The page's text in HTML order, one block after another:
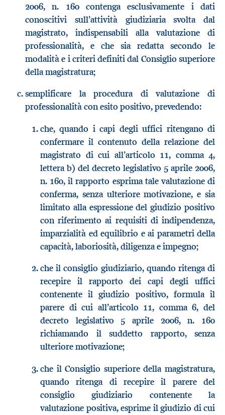
2006, n. 160 contenga esclusivamente i dati
conoscitivi sull’attività giudiziaria svolta dal
magistrato, indispensabili alla valutazione di
professionalità, e che sia redatta secondo le
modalità e i criteri definiti dal Consiglio superiore
della magistratura;
semplificare la procedura di valutazione di
professionalità con esito positivo, prevedendo:
che, quando i capi degli uffici ritengano di
confermare il contenuto della relazione del
magistrato di cui all’articolo 11, comma 4,
lettera b) del decreto legislativo 5 aprile 2006,
n. 160, il rapporto esprima tale valutazione di
conferma, senza ulteriore motivazione, e sia
limitato alla espressione del giudizio positivo
con riferimento ai requisiti di indipendenza,
imparzialità ed equilibrio e ai parametri della
capacità, laboriosità, diligenza e impegno;
che il consiglio giudiziario, quando ritenga di
recepire il rapporto dei capi degli uffici
contenente il giudizio positivo, formula il
parere di cui all’articolo 11, comma 6, del
decreto legislativo 5 aprile 2006, n. 160
richiamando il suddetto rapporto, senza
ulteriore motivazione;
che il Consiglio superiore della magistratura,
quando ritenga di recepire il parere del
consiglio giudiziario contenente la
valutazione positiva, esprime il giudizio di cui